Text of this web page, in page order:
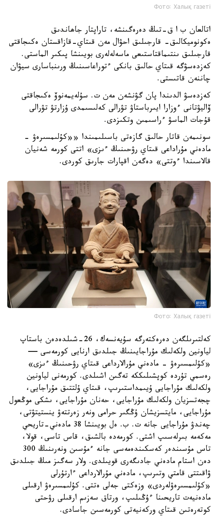
Фото: Халық газеті
اتالعان ب ا ق-تىڭ دەرەگىنشە، تاراپتار جاھاندىق
ەكونوميكالىق- قارجىلىق احۋال مەن قىتاي-قازاقستان ەكىجاقتى
قارجىلىق ىنتىماقتاستىعى ماسەلەلەرى بويىنشا پىكىر الماستى.
كەزدەسۋگە قىتاي حالىق بانكى ءتوراعاسىنىڭ ورىنباسارى سيۋان
چاننەن قاتىستى.
كەزدەسۋ الدىندا پان گۋنشەن مەن ت. سۇلەيمەنوۆ ەكىجاقتى
ۆاليۋتانى ءوزارا ايىرباستاۋ تۋرالى كەلىسىمدى ۇزارتۋ تۋرالى
قۇجات الماسۋ ءراسىمىن وتكىزدى.
سونىمەن قاتار حالىق گازەتى باسىلىمىندا ««كۇلىمسىرەۋ -
مادەني مۇراداعى قىتاي رۋحىنىڭ ءىزى» اتتى كورمە شەنيان
قالاسىندا ءوتتى» دەگەن اقپارات جارىق كوردى.
Фото: Халық газеті
كەلتىرىلگەن دەرەكتەرگە سۇيەنسەك، 26-شىلدەدەن باستاپ
لياونين ولكەلىك مۇراجايىنىڭ جىلدىق ارنايى كورمەسى —
«كۇلىمسىرەۋ - مادەني مۇرالارداعى قىتاي رۋحىنىڭ ءىزى»
رەسمي تۇردە كوپشىلىككە تەگىن اشىلدى. كورمەنى لياونين
ولكەلىك مۇراجايى ۇيىمداستىرىپ، قىتاي ۇلتتىق مۇراجايى،
چجەتسزيان ولكەلىك مۇراجايى، حەنان مۇراجايى، ىشكى موڭعول
مۇراجايى، مايتسزيشان ۇڭگىر حرامى ونەر زەرتتەۋ ينستيتۋتى،
چەندۋ مۇراجايى جانە ت. ب. ەل بويىنشا 38 مادەني-تاريحي
مەكەمە بىرلەسىپ اشتى. كورمەدە بالشىق، قاس تاسى، قولا،
تاس مۇسىندەر كەسكىندەمەسى جانە ءمۇسىن ونەرىنىڭ 300
دەن استام مادەني جادىگەرى قويىلدى. ولار سەگىز مىڭ جىلدىق
ۋاقىتتى قامتي وتىرىپ، مادەني مۇرالارداعى ءارتۇرلى
«كۇلىمسىرەۋلەردى» وزەكتى جەلى ەتتى. كۇلىمسىرەۋ ارقىلى
مادەنيەت تاريحىنا ءۇڭىلىپ، ورتاق سەزىم ارقىلى رۋحتى
كوتەرەتىن قىتاي وركەنيەتى كورمەسىن جاسادى.